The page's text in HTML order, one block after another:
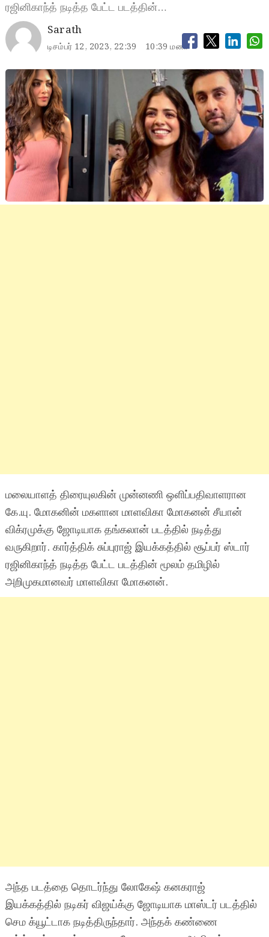
ரஜினிகாந்த் நடித்த பேட்ட படத்தின்…
Sarath
டிசம்பர் 12, 2023, 22:39 10:39 மணி
மலையாளத் திரையுலகின் முன்னணி ஒளிப்பதிவாளரான
கே.யு. மோகனின் மகளான மாளவிகா மோகனன் சீயான்
விக்ரமுக்கு ஜோடியாக தங்கலான் படத்தில் நடித்து
வருகிறார். கார்த்திக் சுப்புராஜ் இயக்கத்தில் சூப்பர் ஸ்டார்
ரஜினிகாந்த் நடித்த பேட்ட படத்தின் மூலம் தமிழில்
அறிமுகமானவர் மாளவிகா மோகனன்.
அந்த படத்தை தொடர்ந்து லோகேஷ் கனகராஜ்
இயக்கத்தில் நடிகர் விஜய்க்கு ஜோடியாக மாஸ்டர் படத்தில்
செம க்யூட்டாக நடித்திருந்தார். அந்தக் கண்ணை